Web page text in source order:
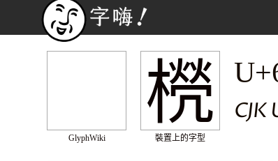
GlyphWiki
橩
裝置上的字型